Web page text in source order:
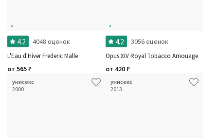
4.2 4048 оценок
L'Eau d'Hiver Frederic Malle
от 565₽
4.2 3056 оценок
Opus XIV Royal Tobacco Amouage
от 420₽
унисекс
2000
унисекс
2013